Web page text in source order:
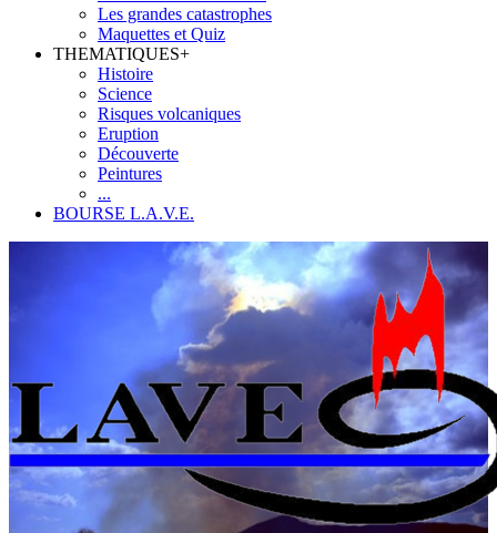
Les grandes catastrophes
Maquettes et Quiz
THEMATIQUES+
Histoire
Science
Risques volcaniques
Eruption
Découverte
Peintures
...
BOURSE L.A.V.E.